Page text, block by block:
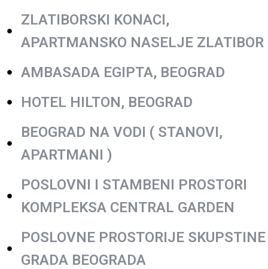
ZLATIBORSKI KONACI,
APARTMANSKO NASELJE ZLATIBOR
AMBASADA EGIPTA, BEOGRAD
HOTEL HILTON, BEOGRAD
BEOGRAD NA VODI ( STANOVI,
APARTMANI )
POSLOVNI I STAMBENI PROSTORI
KOMPLEKSA CENTRAL GARDEN
POSLOVNE PROSTORIJE SKUPSTINE
GRADA BEOGRADA